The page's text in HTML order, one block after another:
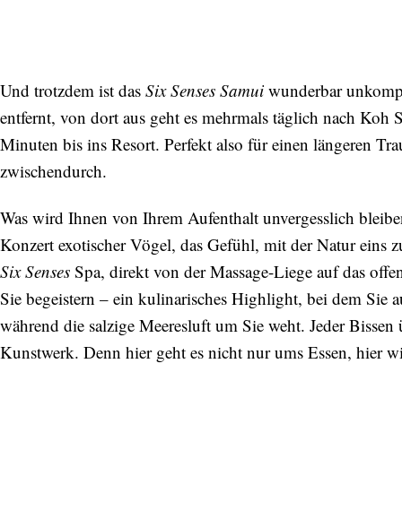
Und trotzdem ist das Six Senses Samui wunderbar
entfernt, von dort aus geht es mehrmals täglich nach
Minuten bis ins Resort. Perfekt also für einen längeren
zwischendurch.
Was wird Ihnen von Ihrem Aufenthalt unvergesslich
Konzert exotischer Vögel, das Gefühl, mit der Natur eins
Six Senses Spa, direkt von der Massage-Liege auf das
Sie begeistern – ein kulinarisches Highlight, bei dem Sie
während die salzige Meeresluft um Sie weht. Jeder
Kunstwerk. Denn hier geht es nicht nur ums Essen, hier
Abonnieren Sie unseren Newsletter
Entdecken Sie jede Woche neue schöne
Orte, handverlesene Geheimtipps und
einzigartige Reisen.